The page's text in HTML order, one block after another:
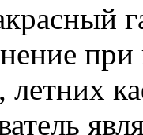
при
летних